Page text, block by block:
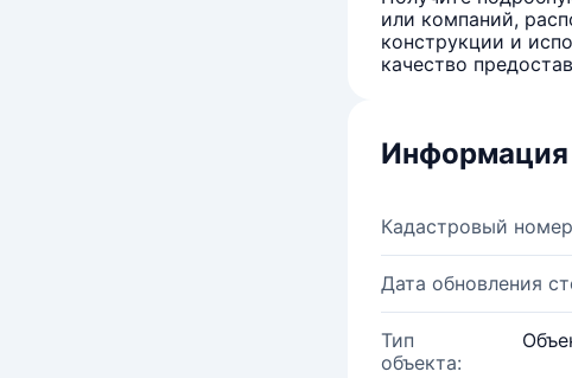
или компаний,
конструкции и
качество
Кадастровый
Дата обновления
Тип
объекта: